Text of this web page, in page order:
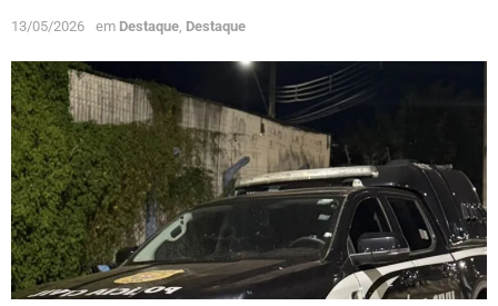
13/05/2026 em Destaque, Destaque